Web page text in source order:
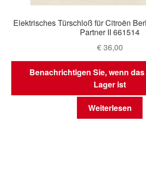
Elektrisches Türschloß für Citroën
Partner II 661514
€36,00
Benachrichtigen Sie, wenn
Lager ist
Weiterlesen